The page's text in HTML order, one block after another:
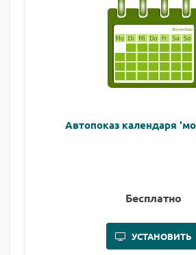
Автопоказ календаря
Бесплатно
УСТАНОВИТЬ